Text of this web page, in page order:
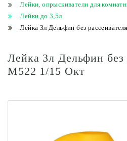
Лейки, опрыскиватели для
Лейки до 3,5л
Лейка 3л Дельфин без
Лейка 3л Дельфин без
М522 1/15 Окт